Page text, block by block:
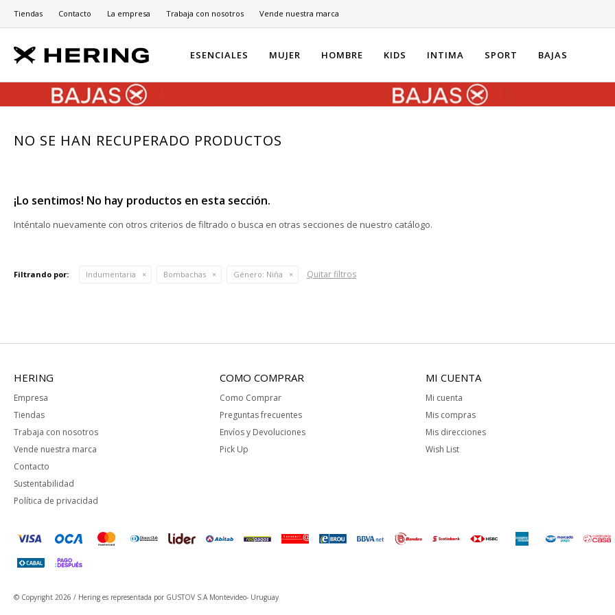
ESENCIALES MUJER HOMBRE KIDS INTIMA SPORT BAJAS
Tiendas Contacto La empresa Trabaja con nosotros Vende nuestra marca
NO SE HAN RECUPERADO PRODUCTOS
¡Lo sentimos! No hay productos en esta sección.
Inténtalo nuevamente con otros criterios de filtrado o busca en otras secciones de nuestro catálogo.
Filtrando por: Indumentaria Bombachas Género: Niña Quitar filtros
HERING
Empresa
Tiendas
Trabaja con nosotros
Vende nuestra marca
Contacto
Sustentabilidad
Política de privacidad
COMO COMPRAR
Como Comprar
Preguntas frecuentes
Envíos y Devoluciones
Pick Up
MI CUENTA
Mi cuenta
Mis compras
Mis direcciones
Wish List
© Copyright 2026 / Hering es representada por GUSTOV S.A Montevideo- Uruguay